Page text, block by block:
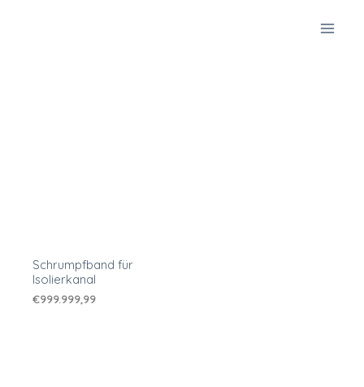
Schrumpfband für
Isolierkanal
€999.999,99